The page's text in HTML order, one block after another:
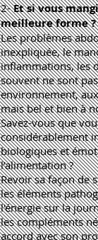
2-Et si vous
meilleure forme ?
Les problèmes
inexpliquée, le
inflammations, les
souvent ne sont
environnement,
mais bel et bien à
Savez-vous que
considérablement
biologiques et
l’alimentation ?
Revoir sa façon de
les éléments
l'énergie sur la
les compléments
accord avec son